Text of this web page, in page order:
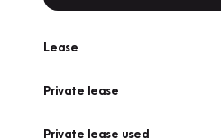
Lease
Private lease
Private lease used